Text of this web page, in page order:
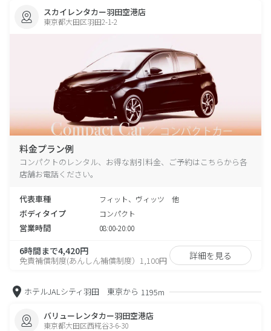
スカイレンタカー羽田空港店
東京都大田区羽田2-1-2
料金プラン例
コンパクトのレンタル、お得な割引料金、ご予約はこちらから各
店舗お電話ください。
代表車種 フィット、ヴィッツ 他
ボディタイプ コンパクト
営業時間 08:00-20:00
6時間まで4,420円
免責補償制度(あんしん補償制度）1,100円 詳細を見る
ホテルJALシティ羽田 東京から 1195m
バリューレンタカー羽田空港店
東京都大田区西糀谷3-6-30